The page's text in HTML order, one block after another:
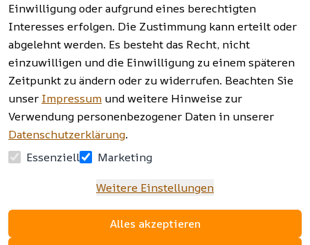
Einwilligung oder aufgrund eines berechtigten
Interesses erfolgen. Die Zustimmung kann erteilt oder
abgelehnt werden. Es besteht das Recht, nicht
einzuwilligen und die Einwilligung zu einem späteren
Zeitpunkt zu ändern oder zu widerrufen. Beachten Sie
unser Impressum und weitere Hinweise zur
Verwendung personenbezogener Daten in unserer
Datenschutzerklärung.
Essenziell
Marketing
Weitere Einstellungen
Alles akzeptieren
Facebook |
Instagram |
Newsletter
AGB | Impressum |
Datenschutzerklärung |
Barrierefreiheitserklärung |
Widerrufsrecht